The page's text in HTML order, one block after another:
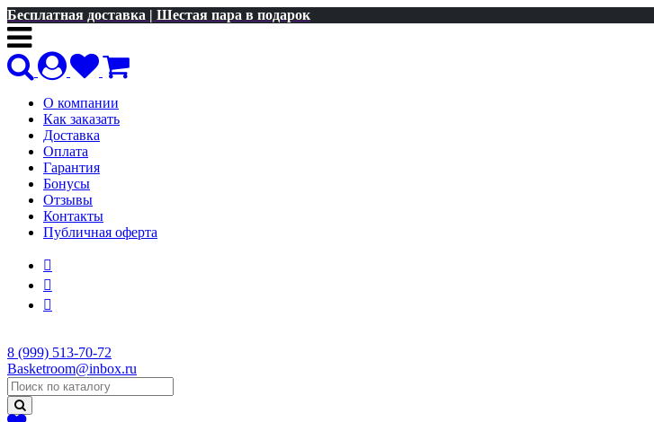
Бесплатная доставка | Шестая пара в подарок
О компании
Как заказать
Доставка
Оплата
Гарантия
Бонусы
Отзывы
Контакты
Публичная оферта
8 (999) 513-70-72
Basketroom@inbox.ru